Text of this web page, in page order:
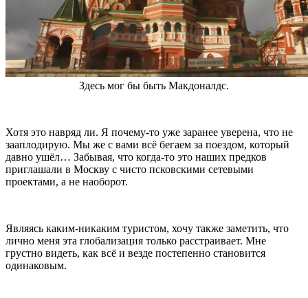
Здесь мог бы быть Макдоналдс.
Хотя это навряд ли. Я почему-то уже заранее уверена, что не
зааплодирую. Мы же с вами всё бегаем за поездом, который
давно ушёл… Забывая, что когда-то это наших предков
приглашали в Москву с чисто псковскими сетевыми
проектами, а не наоборот.
Являясь каким-никаким туристом, хочу также заметить, что
лично меня эта глобализация только расстраивает. Мне
грустно видеть, как всё и везде постепенно становится
одинаковым.